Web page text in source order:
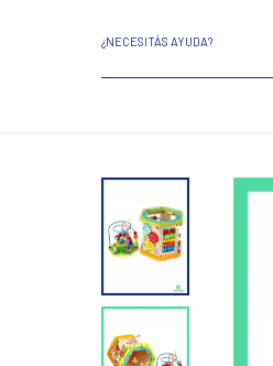
¿NECESITÁS AYUDA?